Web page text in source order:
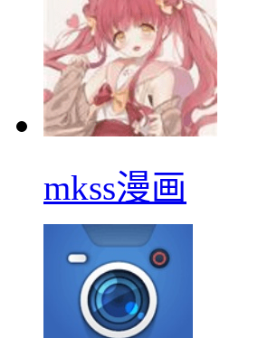
mkss漫画